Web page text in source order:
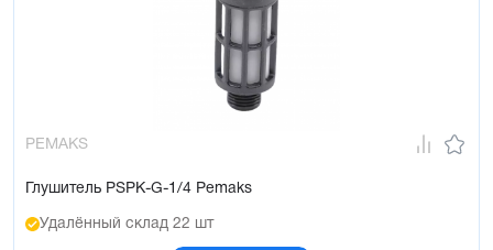
PEMAKS
Глушитель PSPK-G-1/4 Pemaks
Удалённый склад 22 шт